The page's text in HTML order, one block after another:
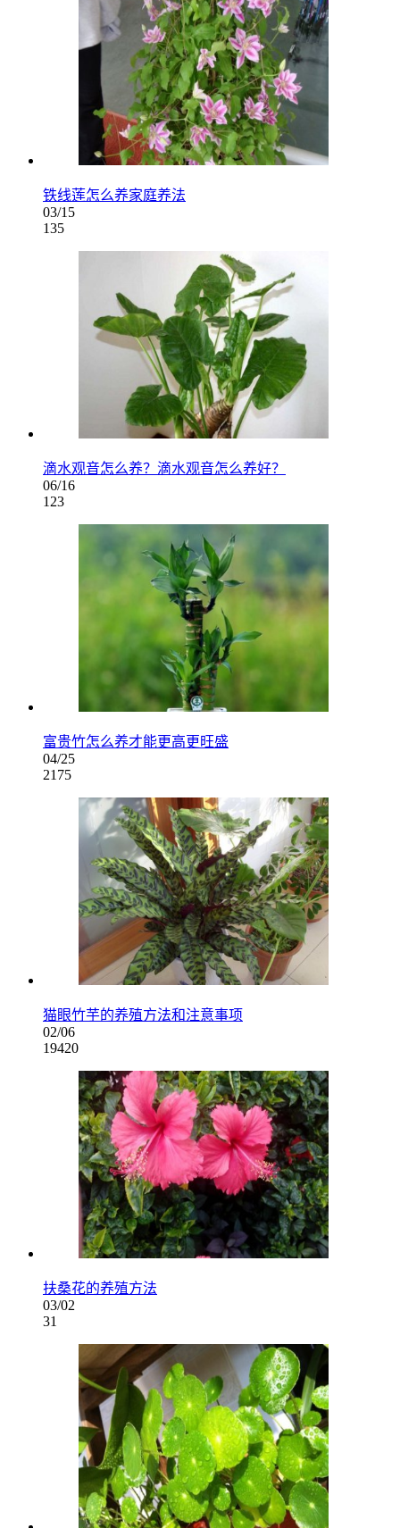
铁线莲怎么养家庭养法
03/15
135
滴水观音怎么养？滴水观音怎么养好？
06/16
123
富贵竹怎么养才能更高更旺盛
04/25
2175
猫眼竹芋的养殖方法和注意事项
02/06
19420
扶桑花的养殖方法
03/02
31